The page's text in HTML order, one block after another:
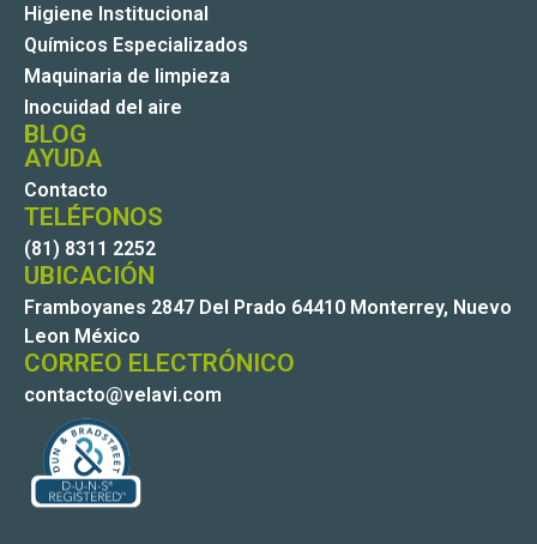
Higiene Institucional
Químicos Especializados
Maquinaria de limpieza
Inocuidad del aire
BLOG
AYUDA
Contacto
TELÉFONOS
(81) 8311 2252
UBICACIÓN
Framboyanes 2847 Del Prado 64410 Monterrey, Nuevo
Leon México
CORREO ELECTRÓNICO
contacto@velavi.com